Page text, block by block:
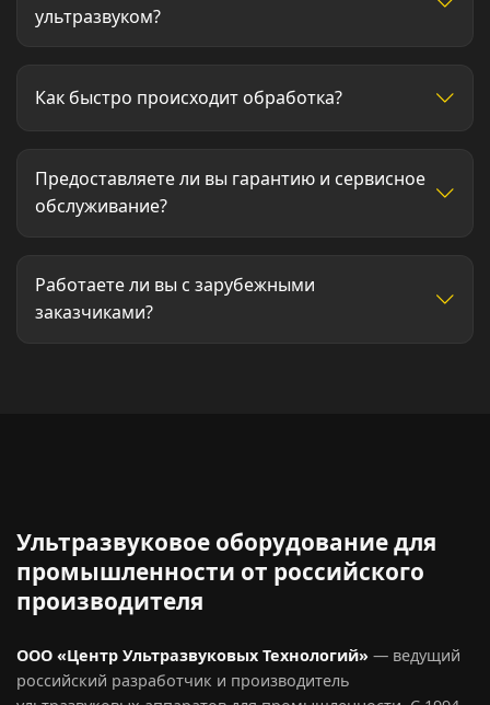
ультразвуком?
Как быстро происходит обработка?
Предоставляете ли вы гарантию и сервисное
обслуживание?
Работаете ли вы с зарубежными
заказчиками?
Ультразвуковое оборудование для
промышленности от российского
производителя
ООО «Центр Ультразвуковых Технологий» — ведущий
российский разработчик и производитель